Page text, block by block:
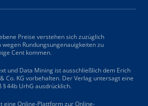
Preise verstehen sich zuzüglich
wegen Rundungsungenauigkeiten zu
Cent kommen.
und Data Mining ist ausschließlich dem Erich
Co. KG vorbehalten. Der Verlag untersagt eine
44b UrhG ausdrücklich.
eine Online-Plattform zur Online-